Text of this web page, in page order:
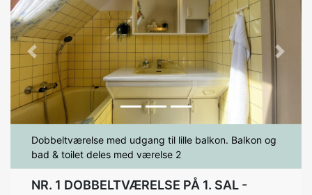
Previous Next
Dobbeltværelse med udgang til lille balkon. Balkon og
bad & toilet deles med værelse 2
NR. 1 DOBBELTVÆRELSE PÅ 1. SAL -